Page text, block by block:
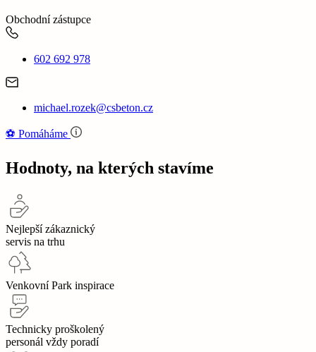
Obchodní zástupce
602 692 978
michael.rozek@csbeton.cz
⚽‍️️ Pomáháme
Hodnoty, na kterých stavíme
Nejlepší zákaznický
servis na trhu
Venkovní Park inspirace
Technicky proškolený
personál vždy poradí